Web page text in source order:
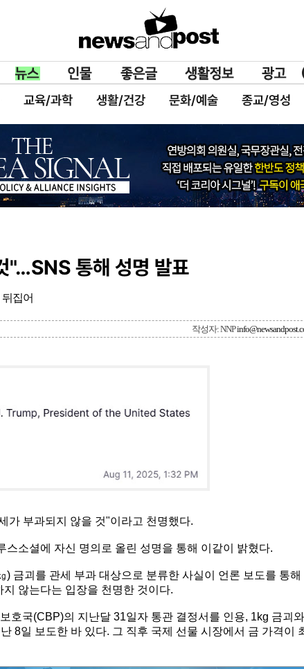
교육/과학 생활/건강 문화/예술 종교/영성
"…SNS 통해 성명 발표
집어
작성자: NNP
가 부과되지 않을 것"이라고 천명했다.
소셜에 자신 명의로 올린 성명을 통해 이같이 밝혔다.
금괴를 관세 부과 대상으로 분류한 사실이 언론 보도를 통해
않는다는 입장을 천명한 것이다.
호국(CBP)의 지난달 31일자 통관 결정서를 인용, 1kg 금괴와
8일 보도한 바 있다. 그 직후 국제 선물 시장에서 금 가격이